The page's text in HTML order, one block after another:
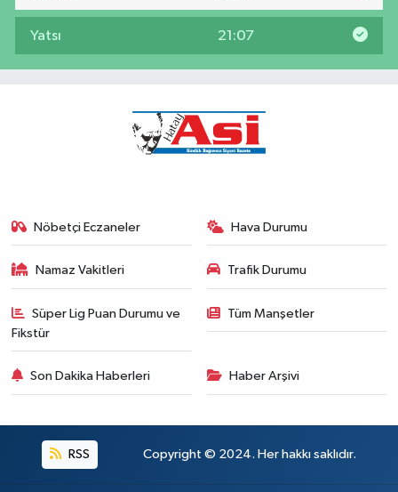
Yatsı 21:07
Nöbetçi Eczaneler Hava Durumu
Namaz Vakitleri Trafik Durumu
Süper Lig Puan Durumu ve
Fikstür
Tüm Manşetler
Son Dakika Haberleri Haber Arşivi
RSS Copyright © 2024. Her hakkı saklıdır.